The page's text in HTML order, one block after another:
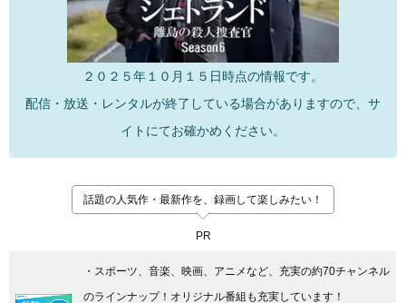
２０２５年１０月１５日時点の情報です。
配信・放送・レンタルが終了している場合がありますので、サ
イトにてお確かめください。
話題の人気作・最新作を、録画して楽しみたい！
PR
・スポーツ、音楽、映画、アニメなど、充実の約70チャンネル
のラインナップ！オリジナル番組も充実しています ！